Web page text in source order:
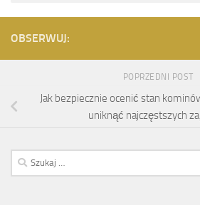
OBSERWUJ:
POPRZEDNI POST
Jak bezpiecznie ocenić stan
uniknąć najczęstszych
Szukaj: